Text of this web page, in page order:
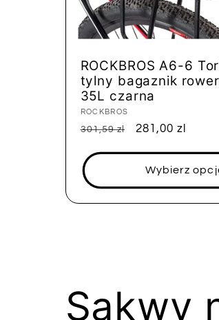
ROCKBROS A6-6
tylny bagaznik
35L czarna
Dostawca:
ROCKBROS
Cena
301,59 zl
Cena
281,00 zl
Wybierz
K
Sakwy